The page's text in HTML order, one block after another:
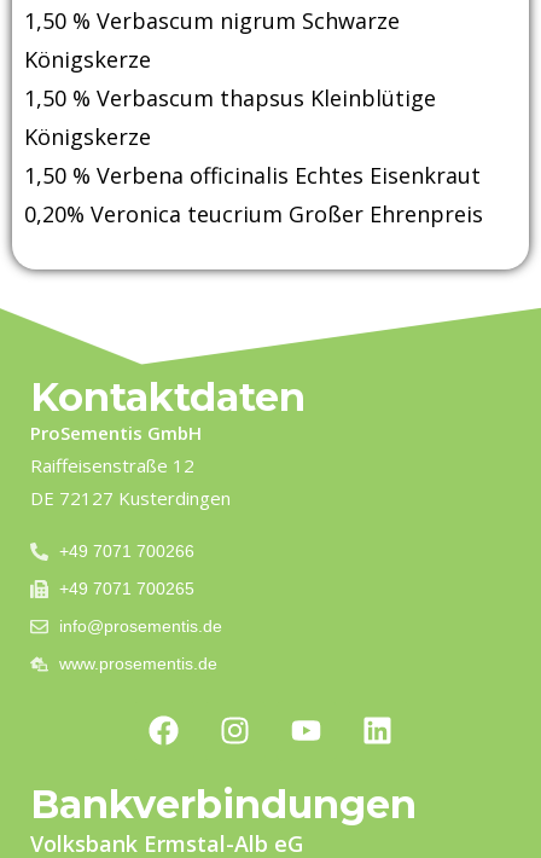
1,50 % Verbascum nigrum Schwarze
Königskerze
1,50 % Verbascum thapsus Kleinblütige
Königskerze
1,50 % Verbena officinalis Echtes Eisenkraut
0,20% Veronica teucrium Großer Ehrenpreis
Kontaktdaten
ProSementis GmbH
Raiffeisenstraße 12
DE 72127 Kusterdingen
+49 7071 700266
+49 7071 700265
info@prosementis.de
www.prosementis.de
Bankverbindungen
Volksbank Ermstal-Alb eG